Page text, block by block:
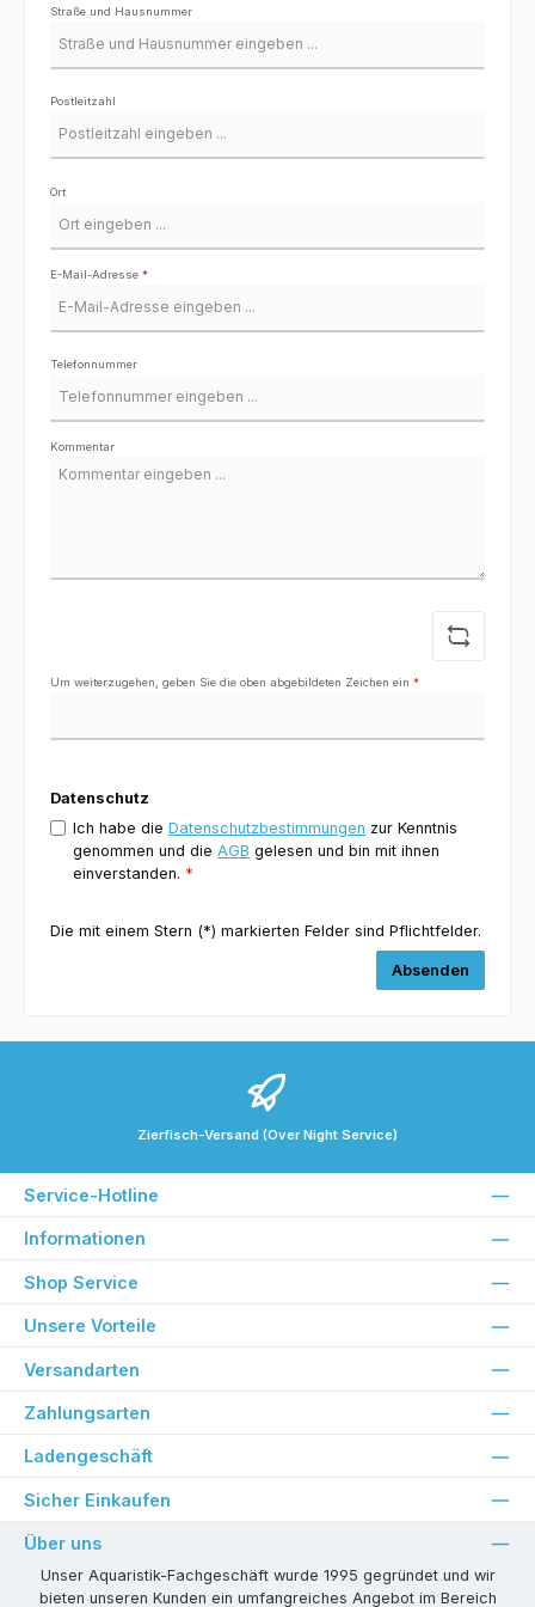
Straße und Hausnummer
Postleitzahl
Ort
E-Mail-Adresse *
Telefonnummer
Kommentar
Um weiterzugehen, geben Sie die oben abgebildeten Zeichen ein *
Datenschutz
Ich habe dieDatenschutzbestimmungen zur Kenntnis
genommen und dieAGB gelesen und bin mit ihnen
einverstanden. *
Die mit einem Stern (*) markierten Felder sind Pflichtfelder.
Absenden
Zierfisch-Versand (Over Night Service)
Service-Hotline
Informationen
Shop Service
Unsere Vorteile
Versandarten
Zahlungsarten
Ladengeschäft
Sicher Einkaufen
Über uns
Unser Aquaristik-Fachgeschäft wurde 1995 gegründet und wir
bieten unseren Kunden ein umfangreiches Angebot im Bereich